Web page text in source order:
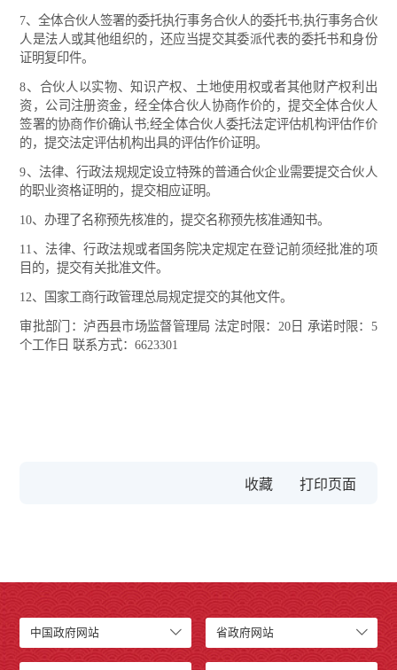
7、全体合伙人签署的委托执行事务合伙人的委托书;执行事务合伙
人是法人或其他组织的，还应当提交其委派代表的委托书和身份
证明复印件。
8、合伙人以实物、知识产权、土地使用权或者其他财产权利出
资，公司注册资金，经全体合伙人协商作价的，提交全体合伙人
签署的协商作价确认书;经全体合伙人委托法定评估机构评估作价
的，提交法定评估机构出具的评估作价证明。
9、法律、行政法规规定设立特殊的普通合伙企业需要提交合伙人
的职业资格证明的，提交相应证明。
10、办理了名称预先核准的，提交名称预先核准通知书。
11、法律、行政法规或者国务院决定规定在登记前须经批准的项
目的，提交有关批准文件。
12、国家工商行政管理总局规定提交的其他文件。
审批部门：泸西县市场监督管理局 法定时限：20日 承诺时限：5
个工作日 联系方式：6623301
收藏
中国政府网站 省政府网站